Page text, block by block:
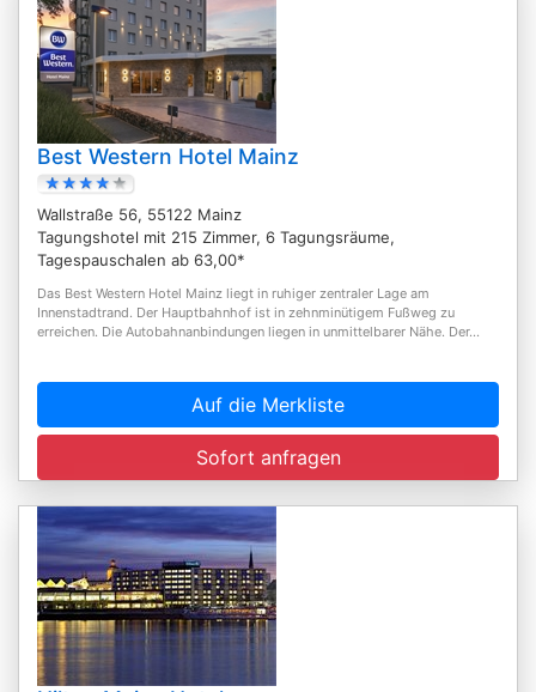
Best Western Hotel Mainz
Wallstraße 56, 55122 Mainz
Tagungshotel mit 215 Zimmer, 6 Tagungsräume,
Tagespauschalen ab 63,00*
Das Best Western Hotel Mainz liegt in ruhiger zentraler Lage am
Innenstadtrand. Der Hauptbahnhof ist in zehnminütigem Fußweg zu
erreichen. Die Autobahnanbindungen liegen in unmittelbarer Nähe. Der...
Auf die Merkliste
Sofort anfragen